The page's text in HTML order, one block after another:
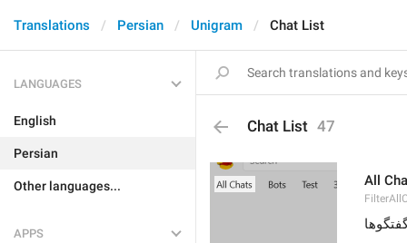
Translations Persian Unigram Chat List
LANGUAGES
English
Persian
Other languages...
APPS
Chat List 47
All